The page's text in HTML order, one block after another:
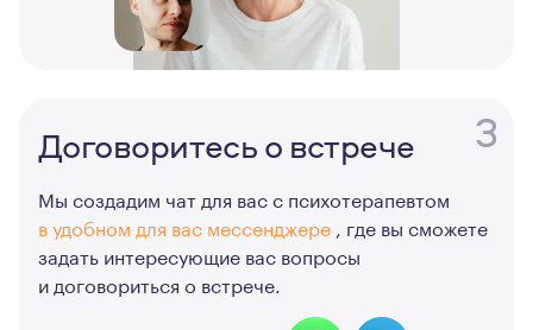
3
Договоритесь о встрече
Мы создадим чат для вас с психотерапевтом
в удобном для вас мессенджере , где вы сможете
задать интересующие вас вопросы
и договориться о встрече.